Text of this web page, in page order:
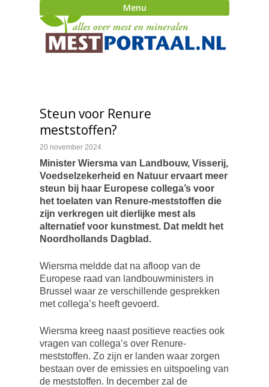
Menu
Steun voor Renure
meststoffen?
20 november 2024
Minister Wiersma van Landbouw, Visserij,
Voedselzekerheid en Natuur ervaart meer
steun bij haar Europese collega’s voor
het toelaten van Renure-meststoffen die
zijn verkregen uit dierlijke mest als
alternatief voor kunstmest. Dat meldt het
Noordhollands Dagblad.
Wiersma meldde dat na afloop van de
Europese raad van landbouwministers in
Brussel waar ze verschillende gesprekken
met collega’s heeft gevoerd.
Wiersma kreeg naast positieve reacties ook
vragen van collega’s over Renure-
meststoffen. Zo zijn er landen waar zorgen
bestaan over de emissies en uitspoeling van
de meststoffen. In december zal de